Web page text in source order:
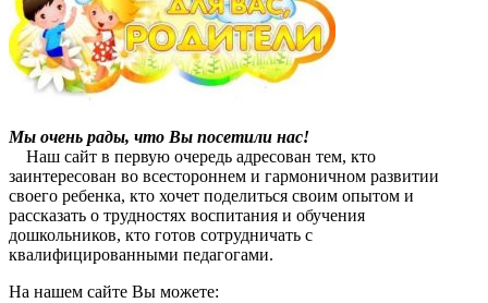
Мы очень рады, что Вы посетили нас!
Наш сайт в первую очередь адресован тем, кто
заинтересован во всестороннем и гармоничном развитии
своего ребенка, кто хочет поделиться своим опытом и
рассказать о трудностях воспитания и обучения
дошкольников, кто готов сотрудничать с
квалифицированными педагогами.
На нашем сайте Вы можете: